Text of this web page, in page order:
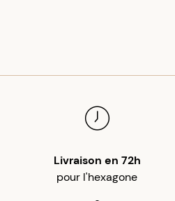
Livraison en 72h
pour l'hexagone